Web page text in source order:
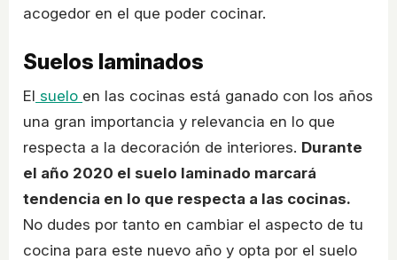
acogedor en el que poder cocinar.
Suelos laminados
El suelo en las cocinas está ganado con los años
una gran importancia y relevancia en lo que
respecta a la decoración de interiores. Durante
el año 2020 el suelo laminado marcará
tendencia en lo que respecta a las cocinas.
No dudes por tanto en cambiar el aspecto de tu
cocina para este nuevo año y opta por el suelo